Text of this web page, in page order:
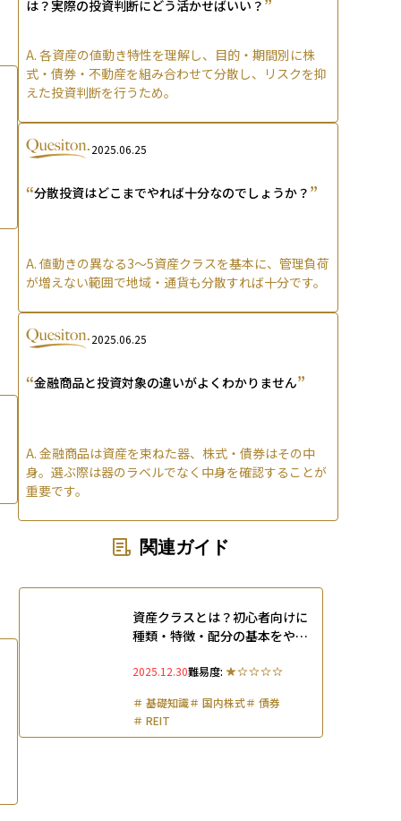
は？実際の投資判断にどう活かせばいい？ ”
A. 各資産の値動き特性を理解し、目的・期間別に株
式・債券・不動産を組み合わせて分散し、リスクを抑
えた投資判断を行うため。
2025.06.25
“分散投資はどこまでやれば十分なのでしょうか？ ”
A. 値動きの異なる3〜5資産クラスを基本に、管理負荷
が増えない範囲で地域・通貨も分散すれば十分です。
2025.06.25
“金融商品と投資対象の違いがよくわかりません”
A. 金融商品は資産を束ねた器、株式・債券はその中
身。選ぶ際は器のラベルでなく中身を確認することが
重要です。
関連ガイド
資産クラスとは？初心者向けに
種類・特徴・配分の基本をやさ
2025.12.30難易度:
＃基礎知識＃国内株式＃債券
＃REIT